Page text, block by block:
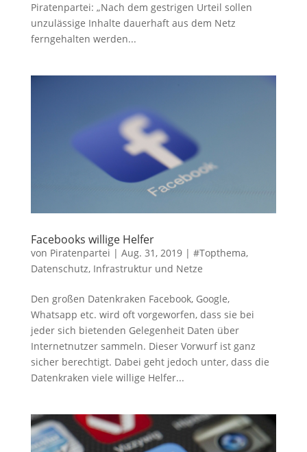
Piratenpartei: „Nach dem gestrigen Urteil sollen
unzulässige Inhalte dauerhaft aus dem Netz
ferngehalten werden...
Facebooks willige Helfer
von Piratenpartei | Aug. 31, 2019| #Topthema,
Datenschutz, Infrastruktur und Netze
Den großen Datenkraken Facebook, Google,
Whatsapp etc. wird oft vorgeworfen, dass sie bei
jeder sich bietenden Gelegenheit Daten über
Internetnutzer sammeln. Dieser Vorwurf ist ganz
sicher berechtigt. Dabei geht jedoch unter, dass die
Datenkraken viele willige Helfer...